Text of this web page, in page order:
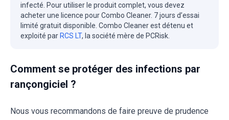
infecté. Pour utiliser le produit complet, vous devez
acheter une licence pour Combo Cleaner. 7 jours d’essai
limité gratuit disponible. Combo Cleaner est détenu et
exploité par RCS LT, la société mère de PCRisk.
Comment se protéger des infections par
rançongiciel ?
Nous vous recommandons de faire preuve de prudence